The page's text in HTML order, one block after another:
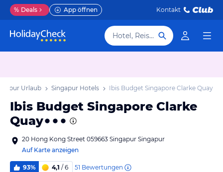
% Deals App öffnen Kontakt
Hotel, Reiseziel
Urlaub Singapur Hotels Ibis Budget Singapore Clarke Quay
Ibis Budget Singapore Clarke
Quay
20 Hong Kong Street 059663 Singapur Singapur
Auf Karte anzeigen
93% 4,1 / 6 51 Bewertungen